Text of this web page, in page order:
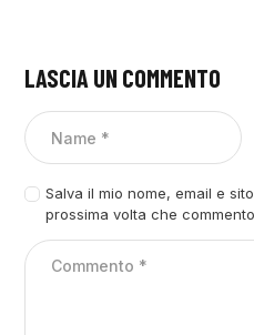
LASCIA UN COMMENTO
Salva il mio nome, email e
prossima volta che